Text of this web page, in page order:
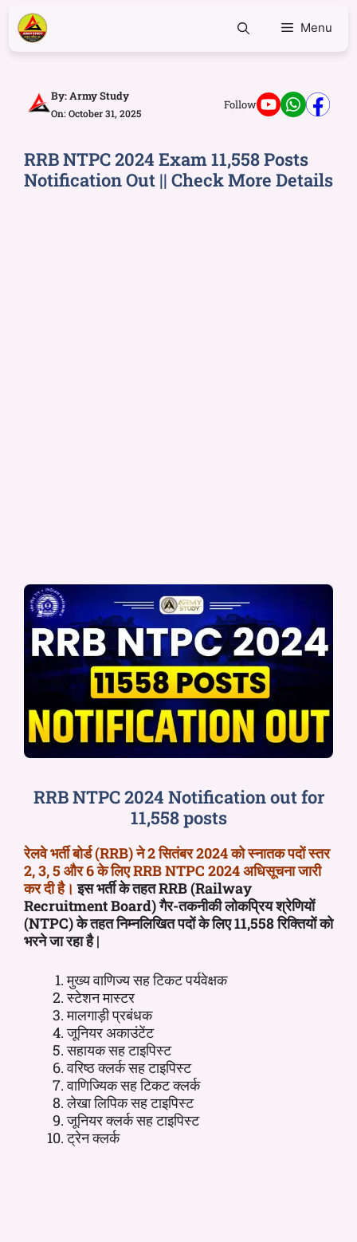
Menu
By:Army Study
On: October 31, 2025
Follow
RRB NTPC 2024 Exam 11,558 Posts
Notification Out || Check More Details
RRB NTPC 2024 Notification out for
11,558 posts
रेलवे भर्ती बोर्ड (RRB) ने 2 सितंबर 2024 को स्नातक पदों स्तर
2, 3, 5 और 6 के लिए RRB NTPC 2024 अधिसूचना जारी
कर दी है। इस भर्ती के तहत RRB (Railway
Recruitment Board) गैर-तकनीकी लोकप्रिय श्रेणियों
(NTPC) के तहत निम्नलिखित पदों के लिए 11,558 रिक्तियों को
भरने जा रहा है |
मुख्य वाणिज्य सह टिकट पर्यवेक्षक
स्टेशन मास्टर
मालगाड़ी प्रबंधक
जूनियर अकाउंटेंट
सहायक सह टाइपिस्ट
वरिष्ठ क्लर्क सह टाइपिस्ट
वाणिज्यिक सह टिकट क्लर्क
लेखा लिपिक सह टाइपिस्ट
जूनियर क्लर्क सह टाइपिस्ट
ट्रेन क्लर्क